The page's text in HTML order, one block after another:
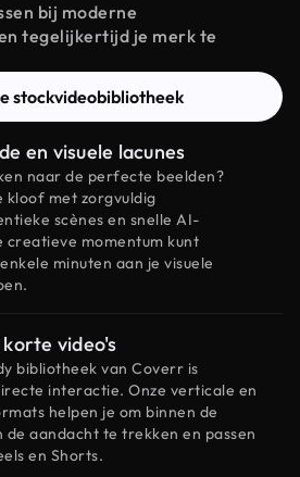
bij moderne
tegelijkertijd je merk te
stockvideobibliotheek
en visuele lacunes
naar de perfecte beelden?
met zorgvuldig
scènes en snelle AI-
creatieve momentum kunt
minuten aan je visuele
video's
bibliotheek van Coverr is
interactie. Onze verticale en
helpen je om binnen de
aandacht te trekken en passen
en Shorts.